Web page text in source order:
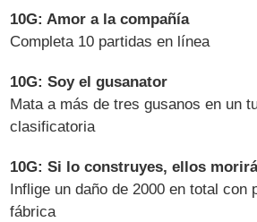
10G: Amor a la compañía
Completa 10 partidas en línea
10G: Soy el gusanator
Mata a más de tres gusanos en un
clasificatoria
10G: Si lo construyes, ellos
Inflige un daño de 2000 en total con
fábrica